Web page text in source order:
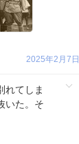
2025年2月7日
れてしま
いた。そ